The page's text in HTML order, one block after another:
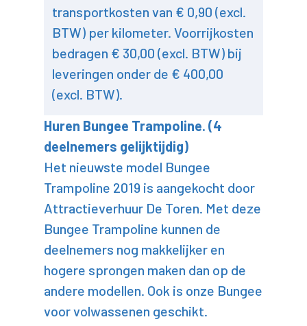
transportkosten van € 0,90 (excl.
BTW) per kilometer. Voorrijkosten
bedragen € 30,00 (excl. BTW) bij
leveringen onder de € 400,00
(excl. BTW).
Huren Bungee Trampoline. (4
deelnemers gelijktijdig)
Het nieuwste model Bungee
Trampoline 2019 is aangekocht door
Attractieverhuur De Toren. Met deze
Bungee Trampoline kunnen de
deelnemers nog makkelijker en
hogere sprongen maken dan op de
andere modellen. Ook is onze Bungee
voor volwassenen geschikt.